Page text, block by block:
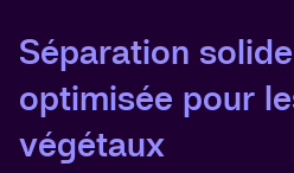
Séparation
optimisée pour
végétaux